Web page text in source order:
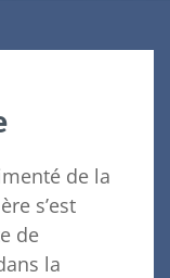
de la
s’est
de
la